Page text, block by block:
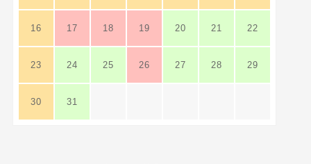
16 17 18 19 20 21 22
23 24 25 26 27 28 29
30 31